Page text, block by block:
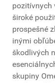
pozitívnych
široké
prospešné
inými
škodlivých
skupiny